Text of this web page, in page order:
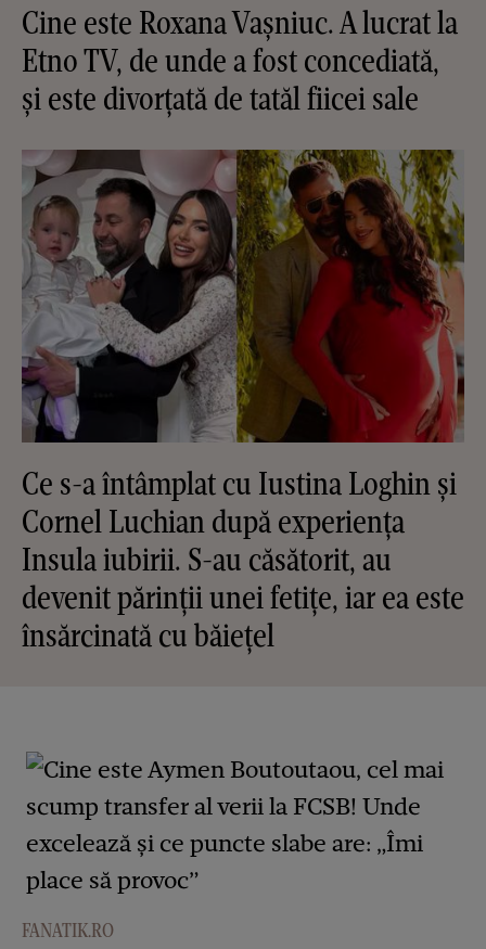
Cine este Roxana Vașniuc. A lucrat la
Etno TV, de unde a fost concediată,
și este divorțată de tatăl fiicei sale
Ce s-a întâmplat cu Iustina Loghin și
Cornel Luchian după experiența
Insula iubirii. S-au căsătorit, au
devenit părinții unei fetițe, iar ea este
însărcinată cu băiețel
FANATIK.RO